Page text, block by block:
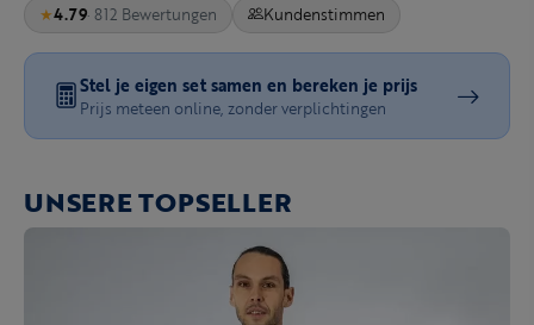
★4.79· 812 Bewertungen Kundenstimmen
Stel je eigen set samen en bereken je prijs
Prijs meteen online, zonder verplichtingen
UNSERE TOPSELLER